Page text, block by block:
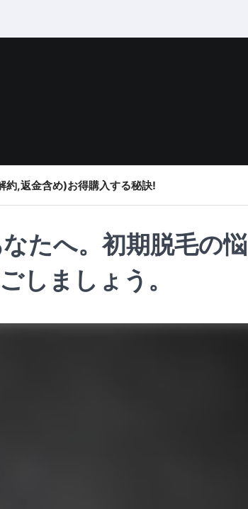
,返金含め)お得購入する秘訣!
たへ。初期脱毛の悩
しましょう。